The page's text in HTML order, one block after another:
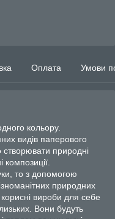
Оплата Умови
кольору.
видів паперового
створювати природні
композиції.
то з допомогою
природних
вироби для себе
Вони будуть